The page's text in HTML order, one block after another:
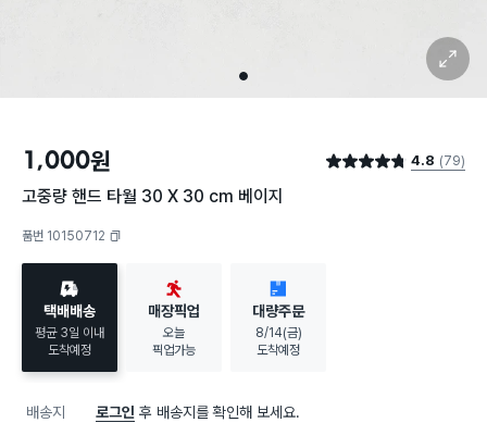
1
확대 보기
1,000원 별점 4.8점 4.8 (79)
고중량 핸드 타월 30 X 30 cm 베이지
품번 10150712
택배배송
평균 3일 이내
도착예정
매장픽업
오늘
픽업가능
대량주문
8/14(금)
도착예정
배송지 로그인 후 배송지를 확인해 보세요.